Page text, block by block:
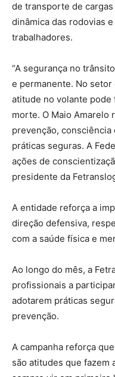
de transporte de
dinâmica das rodovias
trabalhadores.
“A segurança no
e permanente. No
atitude no volante pode
morte. O Maio Amarelo
prevenção,
práticas seguras. A
ações de
presidente da
A entidade reforça a
direção defensiva,
com a saúde física e
Ao longo do mês, a
profissionais a
adotarem práticas
prevenção.
A campanha reforça
são atitudes que fazem